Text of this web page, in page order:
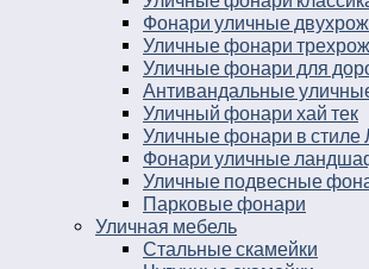
Фонари уличные
Уличные фонари
Уличные фонари для
Антивандальные
Уличный фонари хай тек
Уличные фонари в стиле
Фонари уличные
Уличные подвесные
Парковые фонари
Уличная мебель
Стальные скамейки